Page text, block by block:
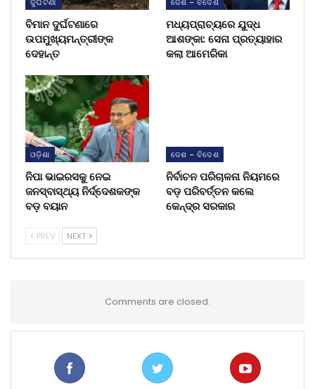
ଦୁର୍ଘଟଣା
ବିମାନ ଦୁର୍ଘଟଣାରେ
ଉପମୁଖ୍ୟମନ୍ତ୍ରୀଙ୍କ
ଦେହାନ୍ତ
ଦେଶ - ବିଦେଶ
ମଧ୍ୟପ୍ରାଚ୍ୟରେ ଯୁଦ୍ଧ
ଆଶଙ୍କା: ସେନା ପ୍ରତ୍ୟାହାର
କଲା ଆମେରିକା
ଓଡ଼ିଶା
ନିପା ଭାଇରସକୁ ନେଇ
ଜନସ୍ବାସ୍ଥ୍ୟ ନିର୍ଦ୍ଦେଶକଙ୍କ
ବଡ଼ ବୟାନ
ଦେଶ - ବିଦେଶ
ନିର୍ବାଚନ ପରିଚାଳନା ନିୟମରେ
ବଡ଼ ପରିବର୍ତ୍ତନ କଲେ
କେନ୍ଦ୍ର ସରକାର
PREV NEXT
Comments are closed.